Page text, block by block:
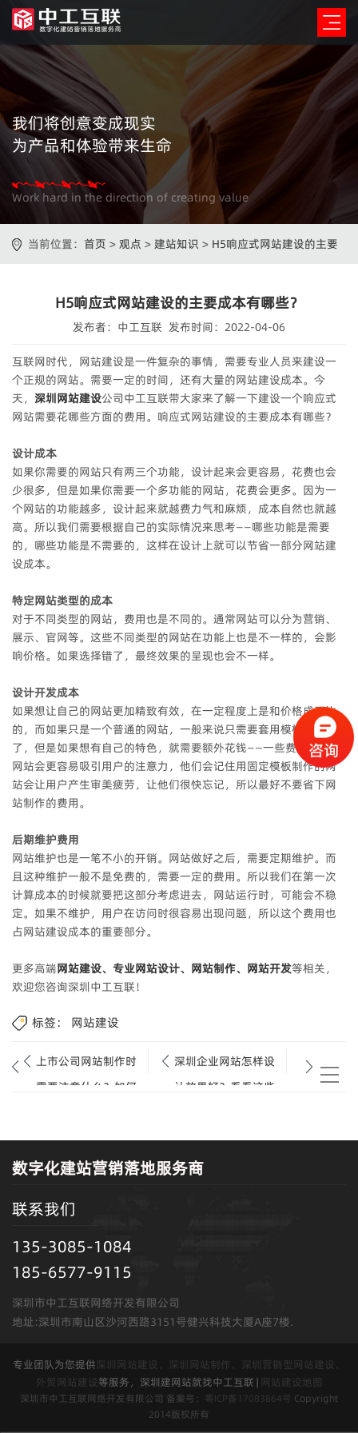
我们将创意变成现实
为产品和体验带来生命
Work hard in the direction of creating value
当前位置： 首页 > 观点 > 建站知识 > H5响应式网站建设的主要
H5响应式网站建设的主要成本有哪些？
发布者：中工互联 发布时间：2022-04-06
互联网时代，网站建设是一件复杂的事情，需要专业人员来建设一
个正规的网站。需要一定的时间，还有大量的网站建设成本。今
天， 深圳网站建设公司中工互联带大家来了解一下建设一个响应式
网站需要花哪些方面的费用。响应式网站建设的主要成本有哪些？
设计成本
如果你需要的网站只有两三个功能，设计起来会更容易，花费也会
少很多，但是如果你需要一个多功能的网站，花费会更多。因为一
个网站的功能越多，设计起来就越费力气和麻烦，成本自然也就越
高。所以我们需要根据自己的实际情况来思考——哪些功能是需要
的，哪些功能是不需要的，这样在设计上就可以节省一部分网站建
设成本。
特定网站类型的成本
对于不同类型的网站，费用也是不同的。通常网站可以分为营销、
展示、官网等。这些不同类型的网站在功能上也是不一样的，会影
响价格。如果选择错了，最终效果的呈现也会不一样。
设计开发成本
如果想让自己的网站更加精致有效，在一定程度上是和价格成正比
的，而如果只是一个普通的网站，一般来说只需要套用模板就可以
了，但是如果想有自己的特色，就需要额外花钱——一些费用。特色
网站会更容易吸引用户的注意力，他们会记住用固定模板制作的网
站会让用户产生审美疲劳，让他们很快忘记，所以最好不要省下网
站制作的费用。
后期维护费用
网站维护也是一笔不小的开销。网站做好之后，需要定期维护。而
且这种维护一般不是免费的，需要一定的费用。所以我们在第一次
计算成本的时候就要把这部分考虑进去，网站运行时，可能会不稳
定。如果不维护，用户在访问时很容易出现问题，所以这个费用也
占网站建设成本的重要部分。
更多高端网站建设、专业网站设计、网站制作、网站开发等相关，
欢迎您咨询深圳中工互联！
标签： 网站建设
上市公司网站制作时
需要注意什么？如何
商？
深圳企业网站怎样设
计效果好？看看这些
数字化建站营销落地服务商
联系我们
135-3085-1084
185-6577-9115
深圳市中工互联网络开发有限公司
地址:深圳市南山区沙河西路3151号健兴科技大厦A座7楼.
专业团队为您提供深圳网站建设、深圳网站制作、深圳营销型网站建设、
外贸网站建设等服务，深圳建网站就找中工互联 | 网站建设地图
深圳市中工互联网络开发有限公司 备案号： 粤ICP备17083864号 Copyright
2014版权所有